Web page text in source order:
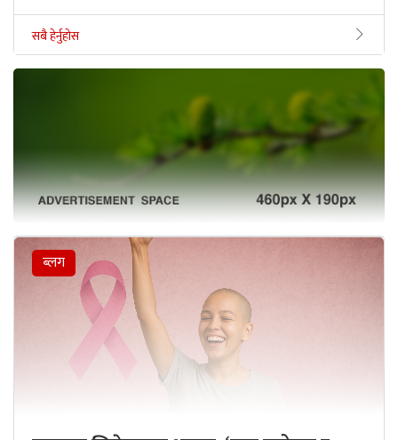
सबै हेर्नुहोस
ब्लग